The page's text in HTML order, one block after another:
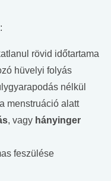
rövid időtartama
hüvelyi folyás
nélkül
menstruáció alatt
, vagy hányinger
feszülése